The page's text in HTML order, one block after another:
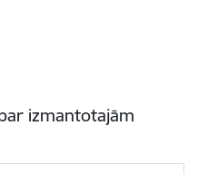
izmantotajām